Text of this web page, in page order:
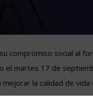
compromiso social al
el martes 17 de
la calidad de vida